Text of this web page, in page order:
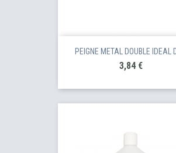
PEIGNE METAL DOUBLE IDEAL
Prix
3,84 €